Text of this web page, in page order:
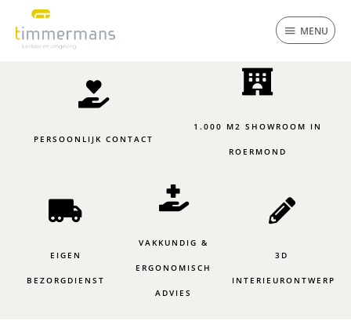
inhoud
MENU
PERSOONLIJK CONTACT
1.000 M2 SHOWROOM IN
ROERMOND
EIGEN
BEZORGDIENST
VAKKUNDIG &
ERGONOMISCH
ADVIES
3D
INTERIEURONTWERP